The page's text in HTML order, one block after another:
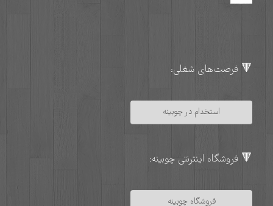
🔻 فرصت‌های شغلی:
استخدام در چوبینه
🔻 فروشگاه اینترنتی چوبینه:
فروشگاه چوبینه